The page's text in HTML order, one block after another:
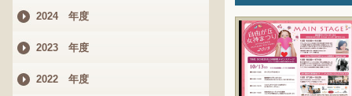
2024 年度
2023 年度
2022 年度